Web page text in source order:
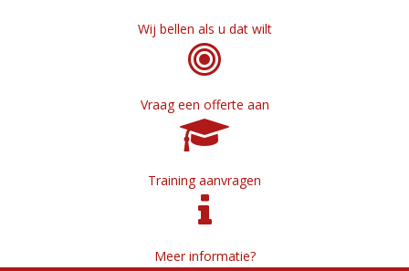
Wij bellen als u dat wilt
Vraag een offerte aan
Training aanvragen
Meer informatie?